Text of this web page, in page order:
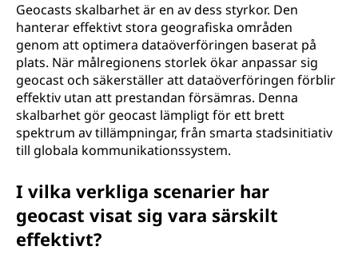
Geocasts skalbarhet är en av dess styrkor. Den
hanterar effektivt stora geografiska områden
genom att optimera dataöverföringen baserat på
plats. När målregionens storlek ökar anpassar sig
geocast och säkerställer att dataöverföringen förblir
effektiv utan att prestandan försämras. Denna
skalbarhet gör geocast lämpligt för ett brett
spektrum av tillämpningar, från smarta stadsinitiativ
till globala kommunikationssystem.
I vilka verkliga scenarier har
geocast visat sig vara särskilt
effektivt?